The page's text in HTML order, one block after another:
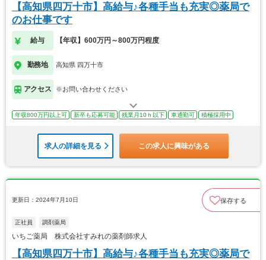
【高知県四万十市】高給与♪各種手当も充実◎薬局で
のお仕事です
給与 【年収】600万円～800万円程度
勤務地 高知県 四万十市
アクセス ※お問い合わせください
年収800万円以上可 新卒も応募可能 残業月10ｈ以下 車通勤可 積極採用中
求人の詳細を見る この求人に興味がある
更新日：2024年7月10日 保存する
正社員 調剤薬局
いちご薬局 株式会社すみれの薬剤師求人
【高知県四万十市】高給与♪各種手当も充実◎薬局で